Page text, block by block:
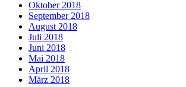
Oktober 2018
September 2018
August 2018
Juli 2018
Juni 2018
Mai 2018
April 2018
März 2018